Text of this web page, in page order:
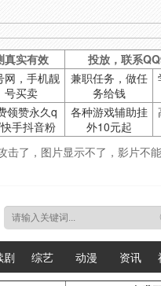
真实有效
投放，联系
网，手机靓
号买卖
兼职任务，做任
务给钱
领赞永久q
手抖音粉
各种游戏辅助挂
外10元起
击了，图片显示不了，影片不
剧 综艺 动漫 资讯